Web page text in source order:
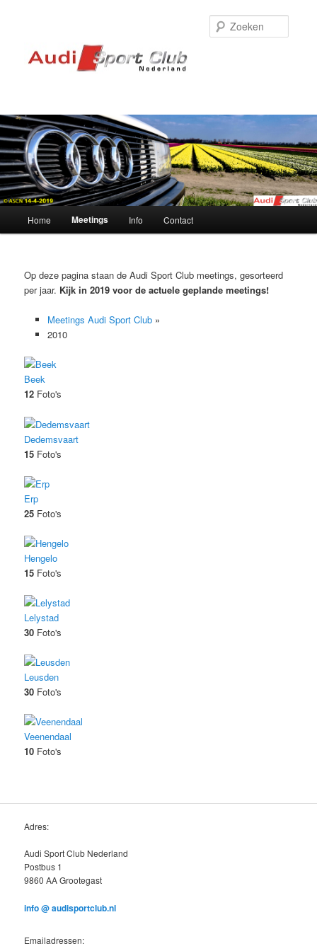
Spring
de
inhoud
Home Meetings Info Contact
Op deze pagina staan de Audi Sport Club meetings, gesorteerd
per jaar. Kijk in 2019 voor de actuele geplande meetings!
Meetings Audi Sport Club »
2010
Beek
12 Foto's
Dedemsvaart
15 Foto's
Erp
25 Foto's
Hengelo
15 Foto's
Lelystad
30 Foto's
Leusden
30 Foto's
Veenendaal
10 Foto's
Adres:
Audi Sport Club Nederland
Postbus 1
9860 AA Grootegast
info @ audisportclub.nl
Emailadressen: